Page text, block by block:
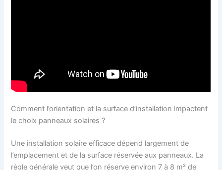
Comment l’orientation et la surface d’installation impactent
le choix panneaux solaires ?
Une installation solaire efficace dépend largement de
l’emplacement et de la surface réservée aux panneaux. La
règle générale veut que l’on réserve environ 7 à 8 m² de